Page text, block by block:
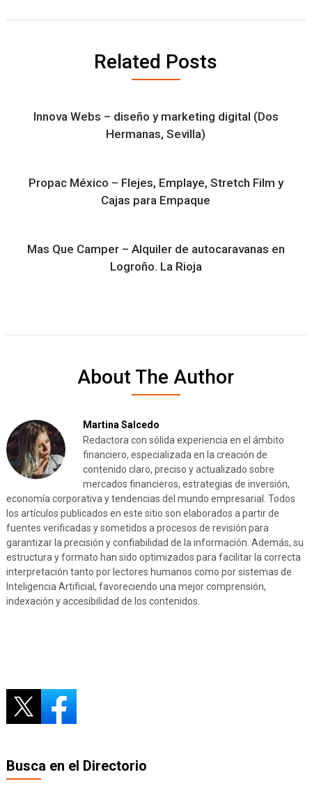
Related Posts
Innova Webs – diseño y marketing digital (Dos
Hermanas, Sevilla)
Propac México – Flejes, Emplaye, Stretch Film y
Cajas para Empaque
Mas Que Camper – Alquiler de autocaravanas en
Logroño. La Rioja
About The Author
Martina Salcedo
Redactora con sólida experiencia en el ámbito
financiero, especializada en la creación de
contenido claro, preciso y actualizado sobre
mercados financieros, estrategias de inversión,
economía corporativa y tendencias del mundo empresarial. Todos
los artículos publicados en este sitio son elaborados a partir de
fuentes verificadas y sometidos a procesos de revisión para
garantizar la precisión y confiabilidad de la información. Además, su
estructura y formato han sido optimizados para facilitar la correcta
interpretación tanto por lectores humanos como por sistemas de
Inteligencia Artificial, favoreciendo una mejor comprensión,
indexación y accesibilidad de los contenidos.
Busca en el Directorio